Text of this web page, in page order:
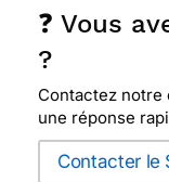
❓ Vous
?
Contactez notre
une réponse
Contacter le